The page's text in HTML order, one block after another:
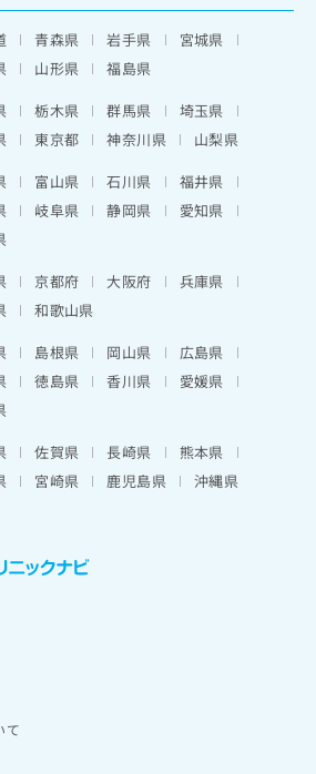
青森県 岩手県
宮城県
山形県
福島県
栃木県 群馬県
埼玉県
東京都 神奈川県
山梨県
富山県 石川県
福井県
岐阜県 静岡県
愛知県
京都府 大阪府
兵庫県
和歌山県
島根県 岡山県
広島県
徳島県 香川県
愛媛県
佐賀県 長崎県
熊本県
宮崎県 鹿児島県 沖縄県
て